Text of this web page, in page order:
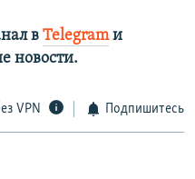
в Telegramи
новости.​
VPN Подпишитесь